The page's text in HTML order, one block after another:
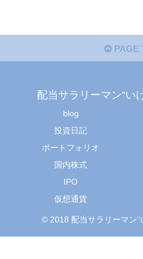
PAGE
配当サラリーマン“い
blog
投資日記
ポートフォリオ
国内株式
IPO
仮想通貨
© 2018 配当サラリーマン“